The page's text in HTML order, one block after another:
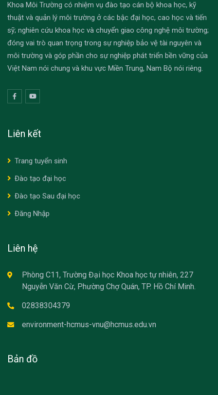
Khoa Môi Trường có nhiệm vụ đào tạo cán bộ khoa học, kỹ
thuật và quản lý môi trường ở các bậc đại học, cao học và tiến
sỹ; nghiên cứu khoa học và chuyển giao công nghệ môi trường;
đóng vai trò quan trọng trong sự nghiệp bảo vệ tài nguyên và
môi trường và góp phần cho sự nghiệp phát triển bền vững của
Việt Nam nói chung và khu vực Miền Trung, Nam Bộ nói riêng.
Liên kết
Trang tuyển sinh
Đào tạo đại học
Đào tạo Sau đại học
Đăng Nhập
Liên hệ
Phòng C11, Trường Đại học Khoa học tự nhiên, 227
Nguyễn Văn Cừ, Phường Chợ Quán, TP. Hồ Chí Minh.
02838304379
environment-hcmus-vnu@hcmus.edu.vn
Bản đồ